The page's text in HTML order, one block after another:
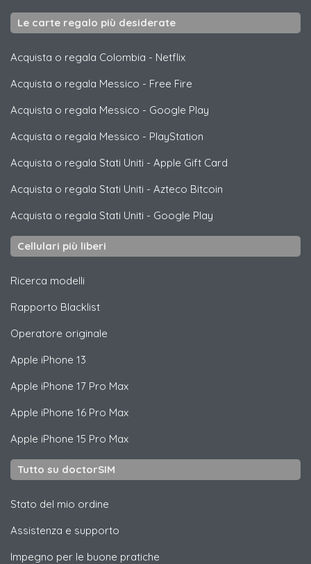
Le carte regalo più desiderate
Acquista o regala Colombia - Netflix
Acquista o regala Messico - Free Fire
Acquista o regala Messico - Google Play
Acquista o regala Messico - PlayStation
Acquista o regala Stati Uniti - Apple Gift Card
Acquista o regala Stati Uniti - Azteco Bitcoin
Acquista o regala Stati Uniti - Google Play
Cellulari più liberi
Ricerca modelli
Rapporto Blacklist
Operatore originale
Apple iPhone 13
Apple iPhone 17 Pro Max
Apple iPhone 16 Pro Max
Apple iPhone 15 Pro Max
Tutto su doctorSIM
Stato del mio ordine
Assistenza e supporto
Impegno per le buone pratiche